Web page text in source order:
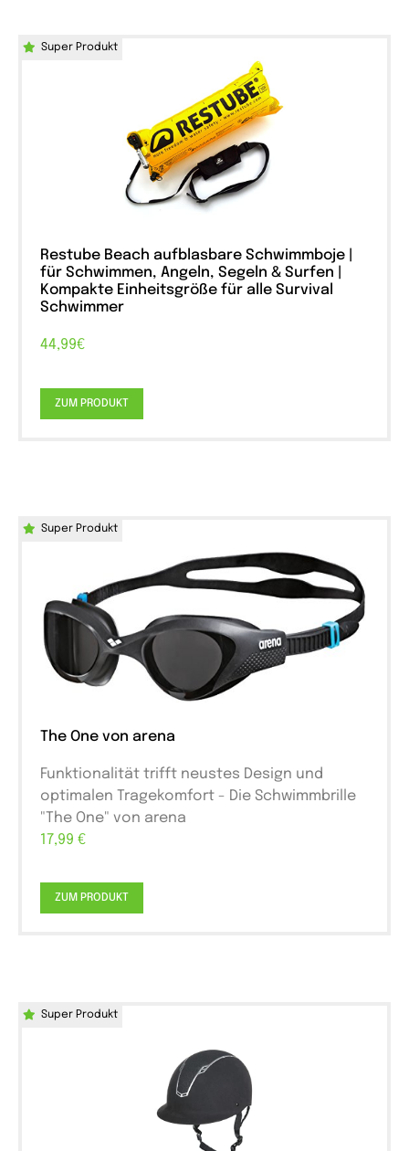
Restube Beach aufblasbare Schwimmboje |
für Schwimmen, Angeln, Segeln & Surfen |
Kompakte Einheitsgröße für alle Survival
Schwimmer
44,99€
ZUM PRODUKT
Super Produkt
The One von arena
Funktionalität trifft neustes Design und
optimalen Tragekomfort - Die Schwimmbrille
"The One" von arena
17,99 €
ZUM PRODUKT
Super Produkt
Super Produkt